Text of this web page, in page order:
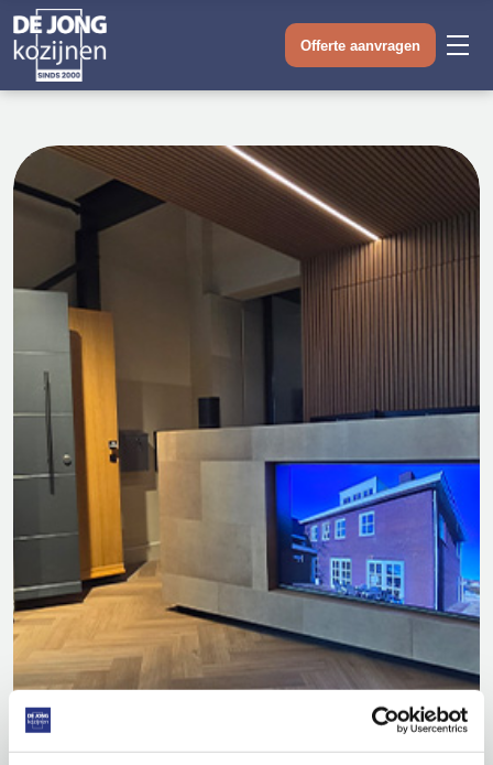
Offerte aanvragen